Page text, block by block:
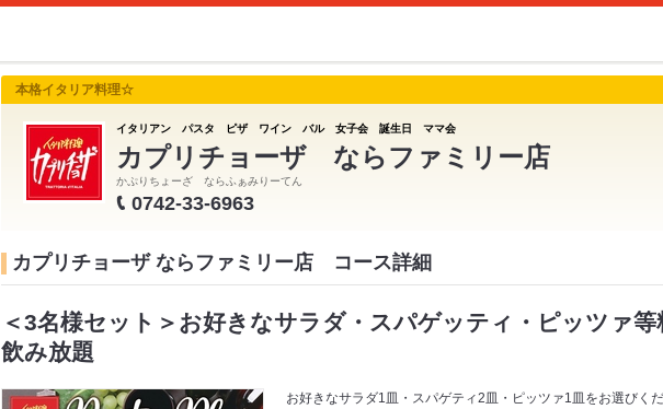
本格イタリア料理☆
イタリアン パスタ ピザ ワイン バル 女子会 誕生日 ママ会
カプリチョーザ ならファミリー店
かぷりちょーざ ならふぁみりーてん
0742-33-6963
カプリチョーザ ならファミリー店 コース詳細
＜3名様セット＞お好きなサラダ・スパゲッティ・ピッツァ等
飲み放題
お好きなサラダ1皿・スパゲティ2皿・ピッツァ1皿をお選びく